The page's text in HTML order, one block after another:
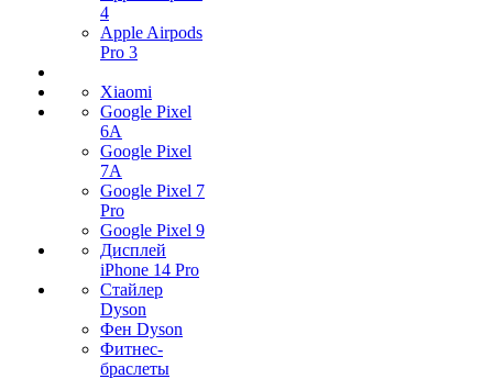
4
Apple Airpods
Pro 3
Xiaomi
Google Pixel
6A
Google Pixel
7А
Google Pixel 7
Pro
Google Pixel 9
Дисплей
iPhone 14 Pro
Стайлер
Dyson
Фен Dyson
Фитнес-
браслеты